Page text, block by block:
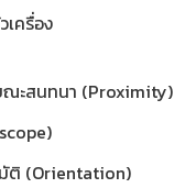
ครื่อง
ะสนทนา (Proximity)
ติ (Orientation)